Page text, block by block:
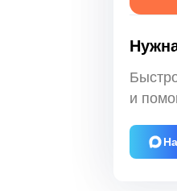
и